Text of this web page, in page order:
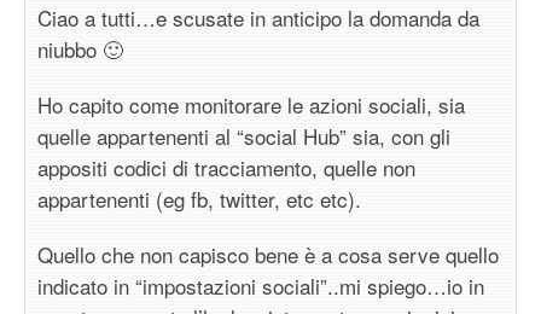
Ciao a tutti…e scusate in anticipo la domanda da
niubbo 🙂
Ho capito come monitorare le azioni sociali, sia
quelle appartenenti al “social Hub” sia, con gli
appositi codici di tracciamento, quelle non
appartenenti (eg fb, twitter, etc etc).
Quello che non capisco bene è a cosa serve quello
indicato in “impostazioni sociali”..mi spiego…io in